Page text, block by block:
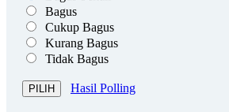
Bagus
Cukup Bagus
Kurang Bagus
Tidak Bagus
Hasil Polling